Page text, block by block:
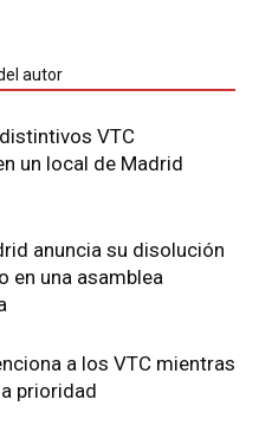
autor
VTC
un local de Madrid
anuncia su disolución
en una asamblea
a los VTC mientras
prioridad